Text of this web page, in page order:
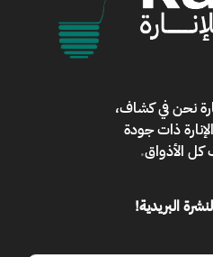
نحن في كشاف،
ذات جودة
الأذواق.
البريدية!